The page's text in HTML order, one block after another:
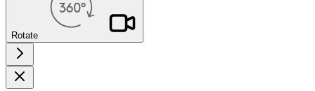
Rotate